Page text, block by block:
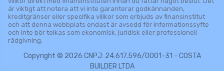
är viktigt att notera att vi inte garanterar godkännanden,
kreditgränser eller specifika villkor som erbjuds av finansinstitut
och att denna webbplats endast är avsedd för informationssyfte
och inte bör tolkas som ekonomisk, juridisk eller professionell
rådgivning.
Copyright © 2026 CNPJ: 24.617.596/0001-31 - COSTA
BUILDER LTDA